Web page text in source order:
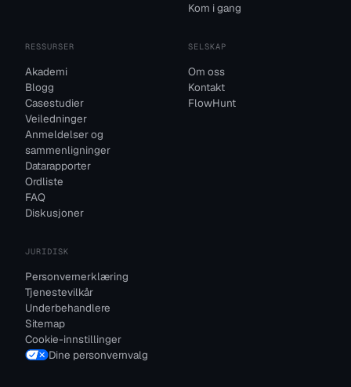
Kom i gang
RESSURSER
Akademi
Blogg
Casestudier
Veiledninger
Anmeldelser og
sammenligninger
Datarapporter
Ordliste
FAQ
Diskusjoner
SELSKAP
Om oss
Kontakt
FlowHunt
JURIDISK
Personvernerklæring
Tjenestevilkår
Underbehandlere
Sitemap
Cookie-innstillinger
Dine personvernvalg